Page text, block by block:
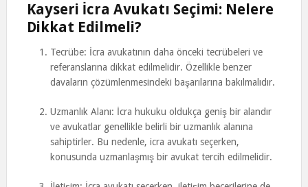
Kayseri İcra Avukatı Seçimi: Nelere
Dikkat Edilmeli?
Tecrübe: İcra avukatının daha önceki tecrübeleri ve
referanslarına dikkat edilmelidir. Özellikle benzer
davaların çözümlenmesindeki başarılarına bakılmalıdır.
Uzmanlık Alanı: İcra hukuku oldukça geniş bir alandır
ve avukatlar genellikle belirli bir uzmanlık alanına
sahiptirler. Bu nedenle, icra avukatı seçerken,
konusunda uzmanlaşmış bir avukat tercih edilmelidir.